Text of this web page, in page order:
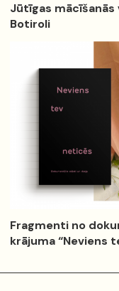
Jūtīgas mācīšanās
Botiroli
Fragmenti no
krājuma “Neviens